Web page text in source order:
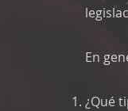
En
¿Qué